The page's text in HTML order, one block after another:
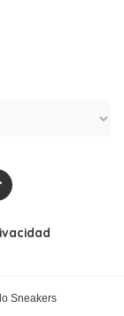
Sneakers